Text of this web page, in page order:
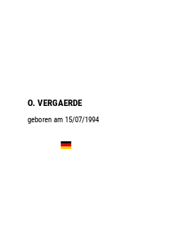
O. VERGAERDE
geboren am 15/07/1994